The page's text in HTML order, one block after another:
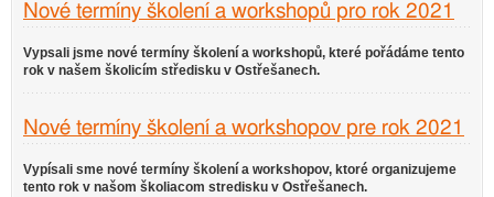
Nové termíny školení a workshopů pro rok 2021
Vypsali jsme nové termíny školení a workshopů, které pořádáme tento
rok v našem školicím středisku v Ostřešanech.
Nové termíny školení a workshopov pre rok 2021
Vypísali sme nové termíny školení a workshopov, ktoré organizujeme
tento rok v našom školiacom stredisku v Ostřešanech.